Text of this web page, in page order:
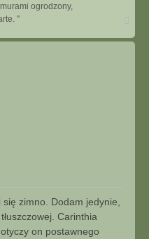
ogrodzony,
''
g
zimno. Dodam jedynie,
Carinthia
on postawnego